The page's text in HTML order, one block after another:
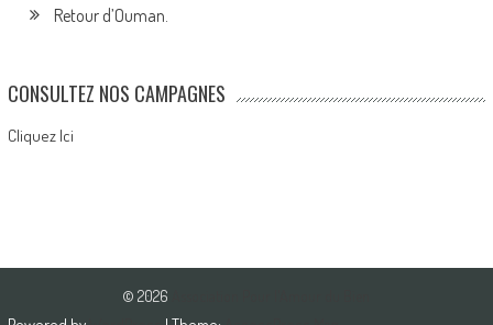
Retour d’Ouman.
CONSULTEZ NOS CAMPAGNES
Cliquez Ici
© 2026